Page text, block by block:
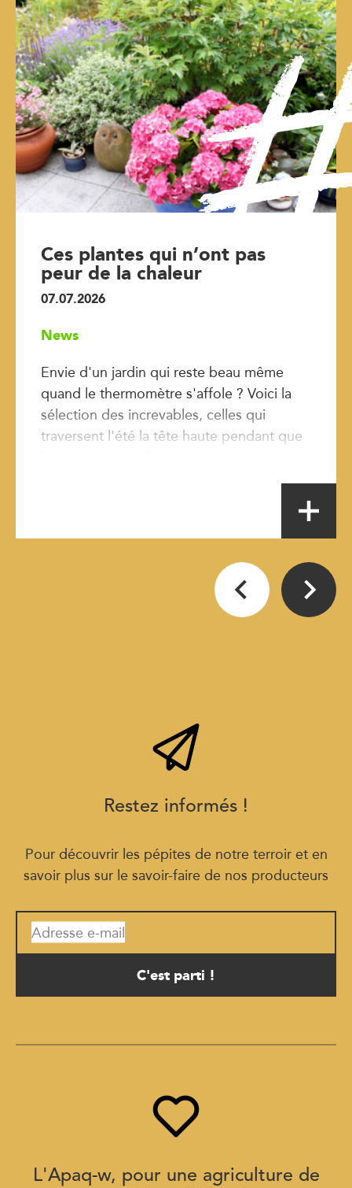
Ces plantes qui n’ont pas
peur de la chaleur
07.07.2026
News
Envie d'un jardin qui reste beau même
quand le thermomètre s'affole ? Voici la
sélection des increvables, celles qui
traversent l'été la tête haute pendant que
Restez informés !
Pour découvrir les pépites de notre terroir et en
savoir plus sur le savoir-faire de nos producteurs
Adresse e-mail
L'Apaq-w, pour une agriculture de